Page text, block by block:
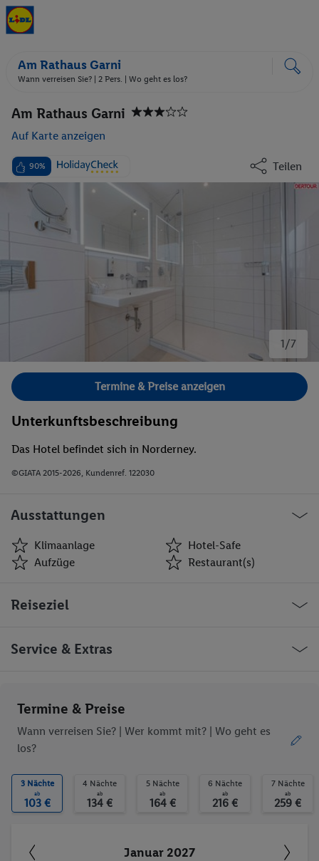
Am Rathaus Garni
Wann verreisen Sie? | 2 Pers. | Wo geht es los?
Am Rathaus Garni
Auf Karte anzeigen
90% Teilen
1/7
Bild 1 von 7.
Termine & Preise anzeigen
Unterkunftsbeschreibung
Das Hotel befindet sich in Norderney.
©GIATA 2015-2026, Kundenref. 122030
Ausstattungen
Klimaanlage
Hotel-Safe
Aufzüge
Restaurant(s)
Aufzüge
Fahrradkeller
Kanu
Fahrrad/Mountainbike
Wassersport
Reiseziel
Deutschland Insel Norderney
Service & Extras
entspricht, erfrage bitte vor der Buchung im Service Center.
Termine & Preise
Wann verreisen Sie? | Wer kommt mit? | Wo geht es
los?
3 Nächte
ab
103 €
4 Nächte
ab
134 €
5 Nächte
ab
164 €
6 Nächte
ab
216 €
7 Nächte
ab
259 €
Januar 2027